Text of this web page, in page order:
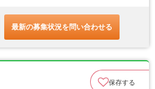
最新の募集状況を問い合わせる
保存する